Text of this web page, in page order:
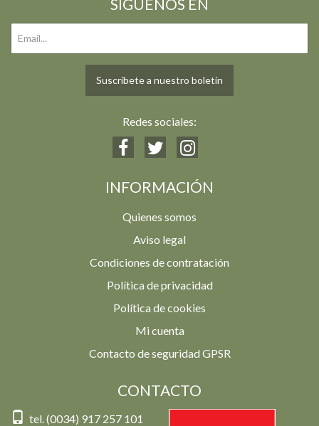
SIGUENOS EN
Suscríbete a nuestro boletín
Redes sociales:
INFORMACIÓN
Quienes somos
Aviso legal
Condiciones de contratación
Política de privacidad
Política de cookies
Mi cuenta
Contacto de seguridad GPSR
CONTACTO
tel. (0034) 917 257 101